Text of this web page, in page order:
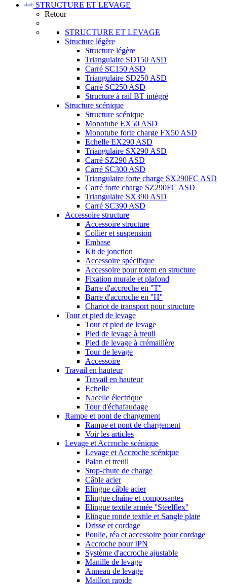
STRUCTURE ET LEVAGE
Retour
STRUCTURE ET LEVAGE
Structure légère
Structure légère
Triangulaire SD150 ASD
Carré SC150 ASD
Triangulaire SD250 ASD
Carré SC250 ASD
Structure à rail BT intégré
Structure scénique
Structure scénique
Monotube EX50 ASD
Monotube forte charge FX50 ASD
Echelle EX290 ASD
Triangulaire SX290 ASD
Carré SZ290 ASD
Carré SC300 ASD
Triangulaire forte charge SX290FC ASD
Carré forte charge SZ290FC ASD
Triangulaire SX390 ASD
Carré SC390 ASD
Accessoire structure
Accessoire structure
Collier et suspension
Embase
Kit de jonction
Accessoire spécifique
Accessoire pour totem en structure
Fixation murale et plafond
Barre d'accroche en ''T''
Barre d'accroche en ''H''
Chariot de transport pour structure
Tour et pied de levage
Tour et pied de levage
Pied de levage à treuil
Pied de levage à crémaillère
Tour de levage
Accessoire
Travail en hauteur
Travail en hauteur
Echelle
Nacelle électrique
Tour d'échafaudage
Rampe et pont de chargement
Rampe et pont de chargement
Voir les articles
Levage et Accroche scénique
Levage et Accroche scénique
Palan et treuil
Stop-chute de charge
Câble acier
Elingue câble acier
Elingue chaîne et composantes
Elingue textile armée ''Steelflex''
Elingue ronde textile et Sangle plate
Drisse et cordage
Poulie, réa et accessoire pour cordage
Accroche pour IPN
Système d'accroche ajustable
Manille de levage
Anneau de levage
Maillon rapide